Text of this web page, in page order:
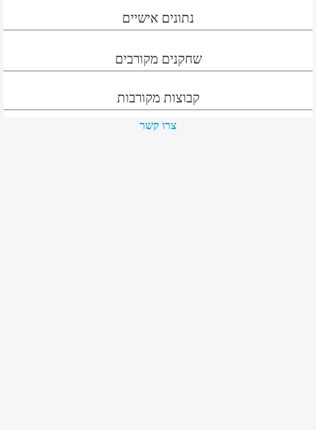
נתונים אישיים
שחקנים מקורבים
קבוצות מקורבות
צרו קשר